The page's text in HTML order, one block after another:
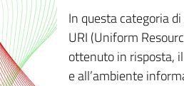
In questa categoria
URI (Uniform
ottenuto in risposta,
e all’ambiente